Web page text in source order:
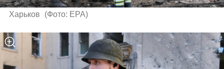
Харьков (Фото: EPA)